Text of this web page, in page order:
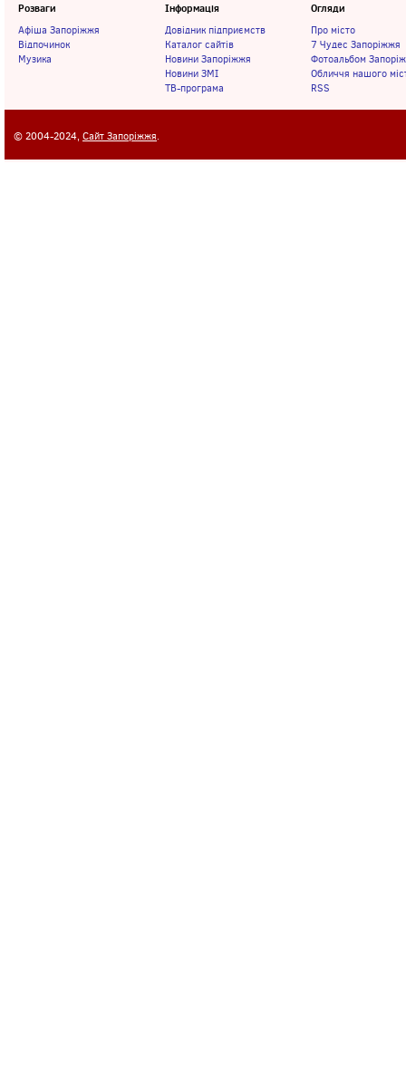
Розваги
Афіша Запоріжжя
Відпочинок
Музика
Інформація
Довідник підприємств
Каталог сайтів
Новини Запоріжжя
Новини ЗМІ
ТВ-програма
Огляди
Про місто
7 Чудес Запоріжжя
Фотоальбом
Обличчя нашого
RSS
© 2004-2024, Сайт Запоріжжя.